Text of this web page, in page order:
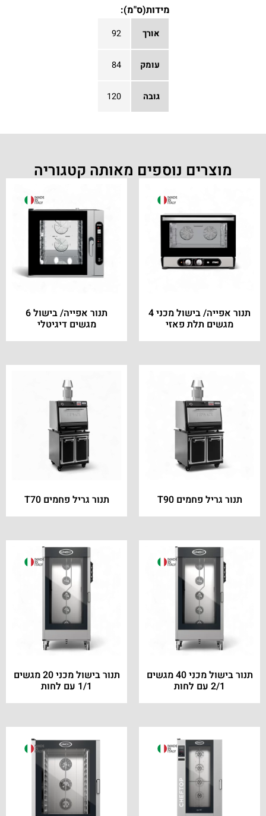
מידות(ס"מ):
אורך 92
עומק 84
גובה 120
מוצרים נוספים מאותה קטגוריה
תנור אפייה/ בישול מכני 4
מגשים תלת פאזי
תנור אפייה/ בישול 6
מגשים דיגיטלי
תנור גריל פחמים T90 תנור גריל פחמים T70
תנור בישול מכני 40 מגשים
2/1 עם לחות
תנור בישול מכני 20 מגשים
1/1 עם לחות